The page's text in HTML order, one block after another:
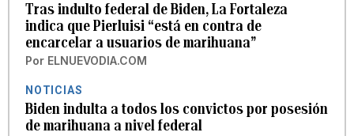
Tras indulto federal de Biden, La Fortaleza
indica que Pierluisi “está en contra de
encarcelar a usuarios de marihuana”
Por ELNUEVODIA.COM
NOTICIAS
Biden indulta a todos los convictos por posesión
de marihuana a nivel federal